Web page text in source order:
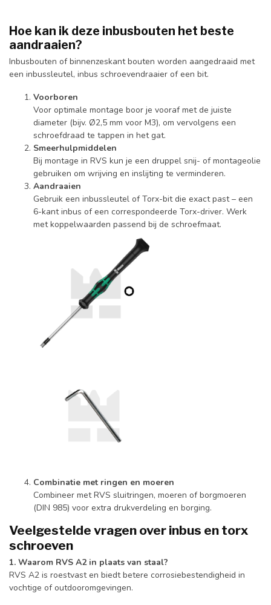
Hoe kan ik deze inbusbouten het beste
aandraaien?
Inbusbouten of binnenzeskant bouten worden aangedraaid met
een inbussleutel, inbus schroevendraaier of een bit.
Voorboren
Voor optimale montage boor je vooraf met de juiste
diameter (bijv. Ø2,5 mm voor M3), om vervolgens een
schroefdraad te tappen in het gat.
Smeerhulpmiddelen
Bij montage in RVS kun je een druppel snij- of montageolie
gebruiken om wrijving en inslijting te verminderen.
Aandraaien
Gebruik een inbussleutel of Torx-bit die exact past – een
6-kant inbus of een correspondeerde Torx-driver. Werk
met koppelwaarden passend bij de schroefmaat.
Combinatie met ringen en moeren
Combineer met RVS sluitringen, moeren of borgmoeren
(DIN 985) voor extra drukverdeling en borging.
Veelgestelde vragen over inbus en torx
schroeven
1. Waarom RVS A2 in plaats van staal?
RVS A2 is roestvast en biedt betere corrosiebestendigheid in
vochtige of outdooromgevingen.